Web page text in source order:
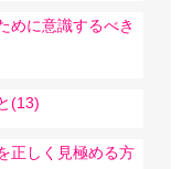
めに意識するべき
(13)
正しく見極める方